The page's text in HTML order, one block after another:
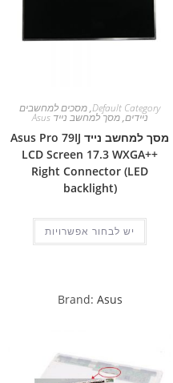
Default Category
,מסכים למחשבים
ניידים,מסך למחשב נייד Asus
מסך למחשב נייד Asus Pro 79IJ
LCD Screen 17.3 WXGA++
Right Connector (LED
backlight)
יש לבחור אפשרויות
Brand: Asus